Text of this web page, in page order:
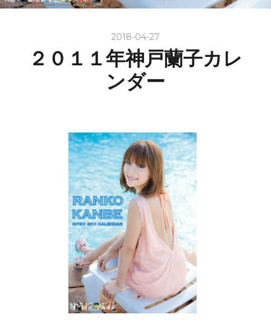
2018-04-27
２０１１年神戸蘭子カレ
ンダー